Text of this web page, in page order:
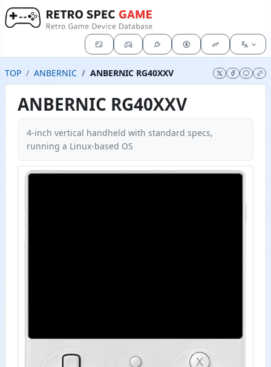
TOP ANBERNIC ANBERNIC RG40XXV
ANBERNIC RG40XXV
4-inch vertical handheld with standard specs,
running a Linux-based OS